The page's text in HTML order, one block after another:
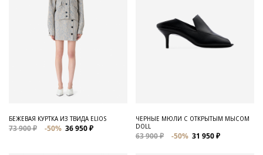
Распродажа
БЕЖЕВАЯ КУРТКА ИЗ ТВИДА ELIOS
73 900 ₽ -50% 36 950 ₽
ЧЕРНЫЕ МЮЛИ С ОТКРЫТЫМ МЫСОМ
DOLL
63 900 ₽ -50% 31 950 ₽